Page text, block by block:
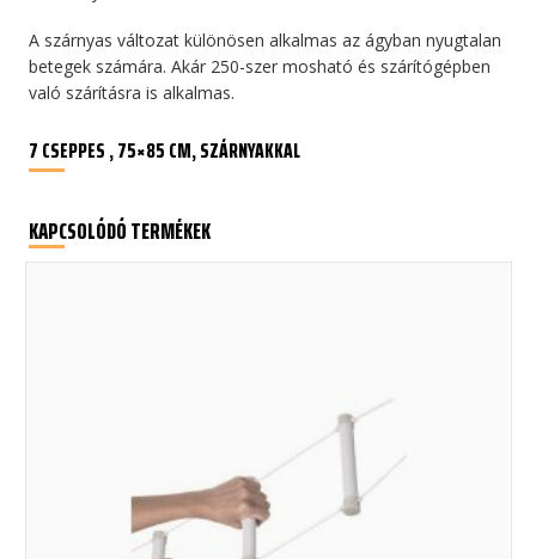
A szárnyas változat különösen alkalmas az ágyban nyugtalan
betegek számára. Akár 250-szer mosható és szárítógépben
való szárításra is alkalmas.
7 CSEPPES , 75×85 CM, SZÁRNYAKKAL
KAPCSOLÓDÓ TERMÉKEK